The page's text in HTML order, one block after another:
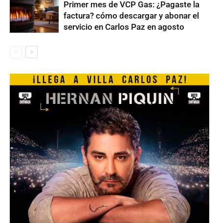
Primer mes de VCP Gas: ¿Pagaste la
factura? cómo descargar y abonar el
servicio en Carlos Paz en agosto